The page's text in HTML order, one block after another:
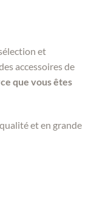
et
accessoires de
que vous êtes
et en grande